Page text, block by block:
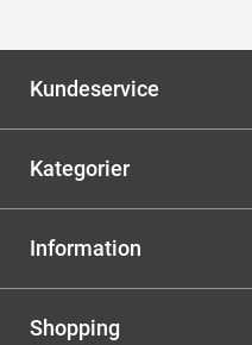
Kundeservice
Kategorier
Information
Shopping